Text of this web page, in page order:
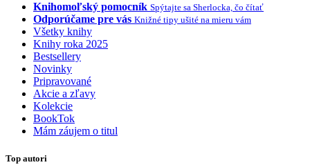
Knihomoľský pomocník Spýtajte sa Sherlocka, čo čítať
Odporúčame pre vás Knižné tipy ušité na mieru vám
Všetky knihy
Knihy roka 2025
Bestsellery
Novinky
Pripravované
Akcie a zľavy
Kolekcie
BookTok
Mám záujem o titul
Top autori